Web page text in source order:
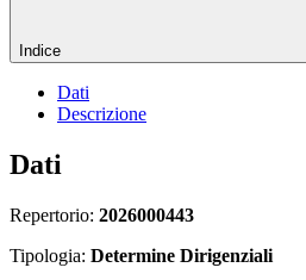
Indice
Dati
Descrizione
Dati
Repertorio: 2026000443
Tipologia: Determine Dirigenziali